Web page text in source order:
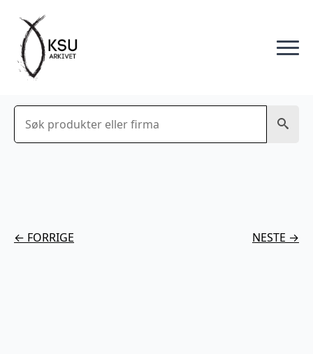
Søk
← FORRIGE NESTE →